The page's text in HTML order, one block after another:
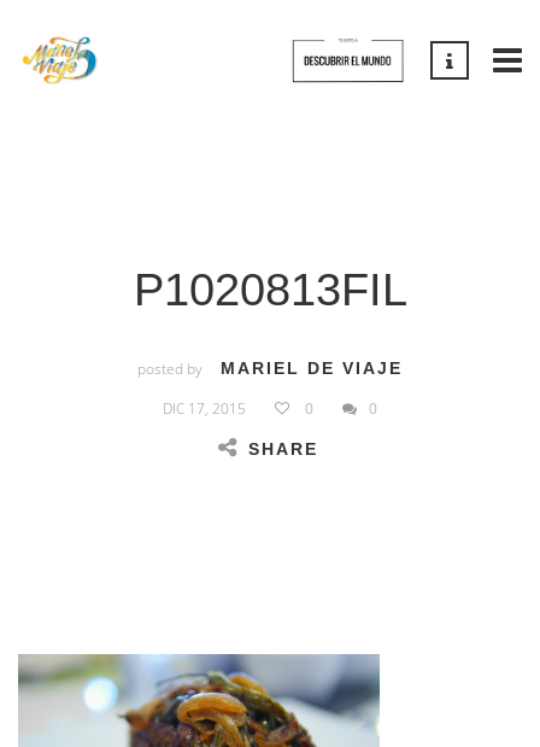
P1020813FIL
posted by MARIEL DE VIAJE
DIC 17, 2015 0 0
SHARE